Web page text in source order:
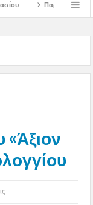
εβδομάδος